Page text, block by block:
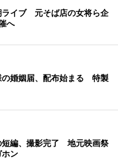
ライブ 元そば店の女将ら企
へ
の婚姻届、配布始まる 特製
短編、撮影完了 地元映画祭
ン